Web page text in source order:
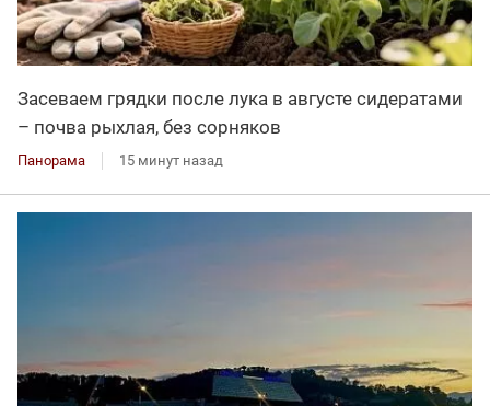
Засеваем грядки после лука в августе сидератами
– почва рыхлая, без сорняков
Панорама 15 минут назад